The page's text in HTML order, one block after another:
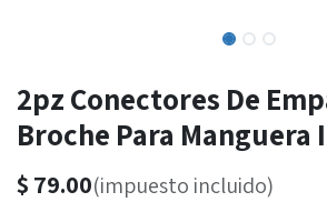
2pz Conectores De
Broche Para Manguera
$ 79.00(impuesto incluido)